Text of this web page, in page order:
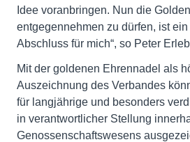
Idee voranbringen. Nun die
entgegennehmen zu dürfen, ist
Abschluss für mich“, so Peter
Mit der goldenen Ehrennadel als
Auszeichnung des Verbandes
für langjährige und besonders
in verantwortlicher Stellung
Genossenschaftswesens